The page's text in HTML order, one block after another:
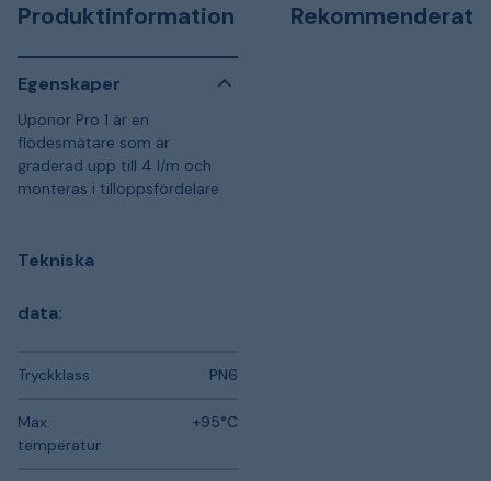
Produktinformation
Egenskaper
Uponor Pro 1 är en
flödesmätare som är
graderad upp till 4 l/m och
monteras i tilloppsfördelare.
Tekniska
data:
Tryckklass PN6
Max.
temperatur
+95°C
Rekommenderat